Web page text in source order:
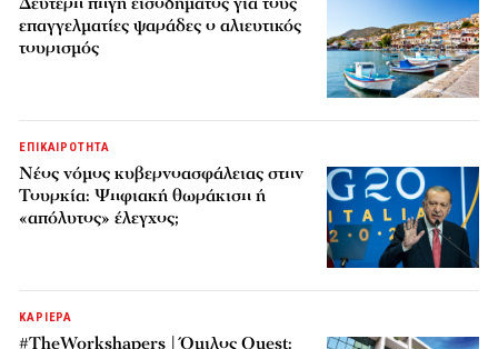
επαγγελματίες ψαράδες ο αλιευτικός
τουρισμός
ΕΠΙΚΑΙΡΟΤΗΤΑ
Νέος νόμος κυβερνοασφάλειας στην
Τουρκία: Ψηφιακή θωράκιση ή
«απόλυτος» έλεγχος;
ΚΑΡΙΕΡΑ
#TheWorkshapers | Όμιλος Quest: